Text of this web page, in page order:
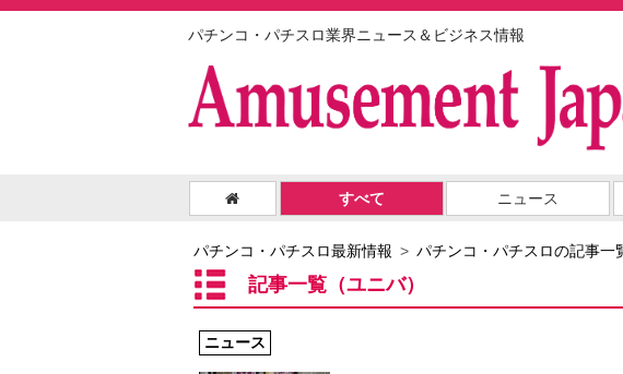
パチンコ・パチスロ業界ニュース＆ビジネス情報
すべて ニュース
パチンコ・パチスロ最新情報 パチンコ・パチスロの記事一
記事一覧（ユニバ）
ニュース